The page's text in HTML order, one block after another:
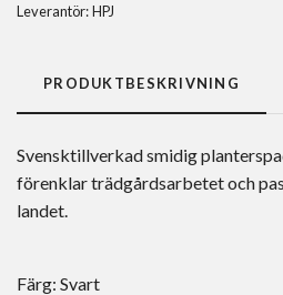
Leverantör:HPJ
PRODUKTBESKRIVNING
Svensktillverkad smidig
förenklar trädgårdsarbetet och
landet.
Färg: Svart